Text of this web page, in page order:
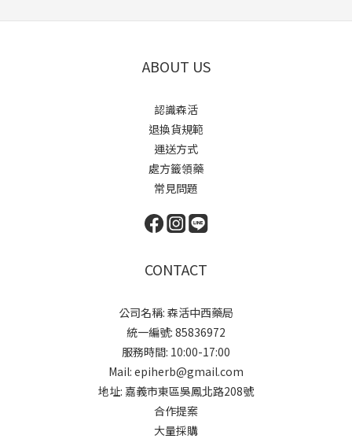
ABOUT US
認識森活
退換貨規範
運送方式
處方籤領藥
常見問題
CONTACT
公司名稱: 森活中西藥局
統一編號: 85836972
服務時間: 10:00-17:00
Mail: epiherb@gmail.com
地址: 嘉義市東區吳鳳北路208號
合作提案
大量採購